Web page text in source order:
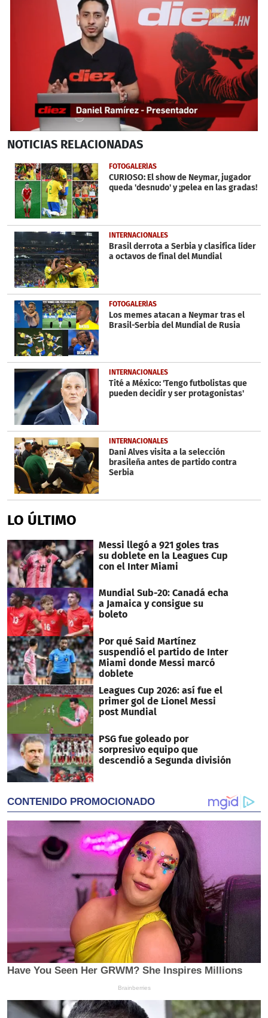
seconds
5
minutes,
49
seconds
NOTICIAS RELACIONADAS
FOTOGALERÍAS
CURIOSO: El show de Neymar, jugador
queda 'desnudo' y ¡pelea en las gradas!
INTERNACIONALES
Brasil derrota a Serbia y clasifica líder
a octavos de final del Mundial
FOTOGALERÍAS
Los memes atacan a Neymar tras el
Brasil-Serbia del Mundial de Rusia
INTERNACIONALES
Tité a México: 'Tengo futbolistas que
pueden decidir y ser protagonistas'
INTERNACIONALES
Dani Alves visita a la selección
brasileña antes de partido contra
Serbia
LO ÚLTIMO
Messi llegó a 921 goles tras
su doblete en la Leagues Cup
con el Inter Miami
Mundial Sub-20: Canadá echa
a Jamaica y consigue su
boleto
Por qué Said Martínez
suspendió el partido de Inter
Miami donde Messi marcó
doblete
Leagues Cup 2026: así fue el
primer gol de Lionel Messi
post Mundial
PSG fue goleado por
sorpresivo equipo que
descendió a Segunda división